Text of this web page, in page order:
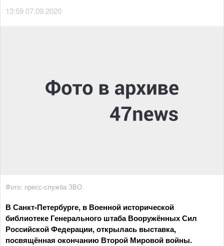
13:59 07.09.2020
Фото: пресс-служба ЗВО
В Санкт-Петербурге, в Военной исторической
библиотеке Генерального штаба Вооружённых Сил
Российской Федерации, открылась выставка,
посвящённая окончанию Второй Мировой войны.